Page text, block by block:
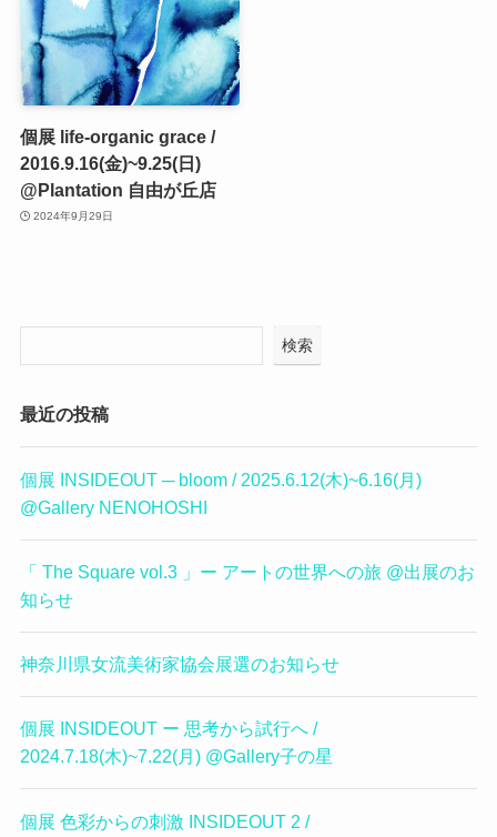
個展 life-organic grace /
2016.9.16(金)~9.25(日)
@Plantation 自由が丘店
2024年9月29日
検索
最近の投稿
個展 INSIDEOUT ─ bloom / 2025.6.12(木)~6.16(月)
@Gallery NENOHOSHI
「 The Square vol.3 」ー アートの世界への旅 @出展のお
知らせ
神奈川県女流美術家協会展選のお知らせ
個展 INSIDEOUT ー 思考から試行へ /
2024.7.18(木)~7.22(月) @Gallery子の星
個展 色彩からの刺激 INSIDEOUT 2 /